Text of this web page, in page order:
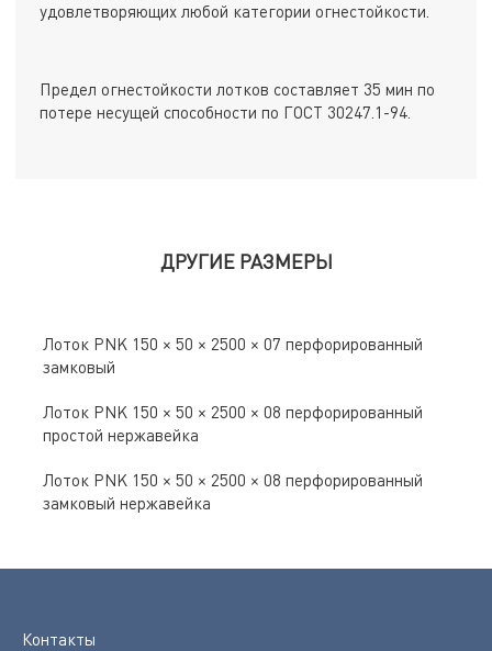
удовлетворяющих любой категории огнестойкости.
Предел огнестойкости лотков составляет 35 мин по
потере несущей способности по ГОСТ 30247.1-94.
ДРУГИЕ РАЗМЕРЫ
Лоток PNK 150 × 50 × 2500 × 07 перфорированный
замковый
Лоток PNK 150 × 50 × 2500 × 08 перфорированный
простой нержавейка
Лоток PNK 150 × 50 × 2500 × 08 перфорированный
замковый нержавейка
Контакты